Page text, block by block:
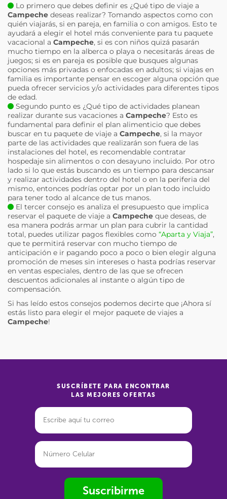
Lo primero que debes definir es ¿Qué tipo de viaje a
Campeche deseas realizar? Tomando aspectos como con
quién viajarás, si en pareja, en familia o con amigos. Esto te
ayudará a elegir el hotel más conveniente para tu paquete
vacacional a Campeche, si es con niños quizá pasarán
mucho tiempo en la alberca o playa o necesitarás áreas de
juegos; si es en pareja es posible que busques algunas
opciones más privadas o enfocadas en adultos; si viajas en
familia es importante pensar en escoger alguna opción que
pueda ofrecer servicios y/o actividades para diferentes tipos
de edad.
Segundo punto es ¿Qué tipo de actividades planean
realizar durante sus vacaciones a Campeche? Esto es
fundamental para definir el plan alimenticio que debes
buscar en tu paquete de viaje a Campeche, si la mayor
parte de las actividades que realizarán son fuera de las
instalaciones del hotel, es recomendable contratar
hospedaje sin alimentos o con desayuno incluido. Por otro
lado si lo que estás buscando es un tiempo para descansar
y realizar actividades dentro del hotel o en la periferia del
mismo, entonces podrías optar por un plan todo incluido
para tener todo al alcance de tus manos.
El tercer consejo es analiza el presupuesto que implica
reservar el paquete de viaje a Campeche que deseas, de
esa manera podrás armar un plan para cubrir la cantidad
total, puedes utilizar pagos flexibles como “Aparta y Viaja”,
que te permitirá reservar con mucho tiempo de
anticipación e ir pagando poco a poco o bien elegir alguna
promoción de meses sin intereses o hasta podrías reservar
en ventas especiales, dentro de las que se ofrecen
descuentos adicionales al instante o algún tipo de
compensación.
Si has leído estos consejos podemos decirte que ¡Ahora sí
estás listo para elegir el mejor paquete de viajes a
Campeche!
SUSCRÍBETE PARA ENCONTRAR
LAS MEJORES OFERTAS
Suscribirme